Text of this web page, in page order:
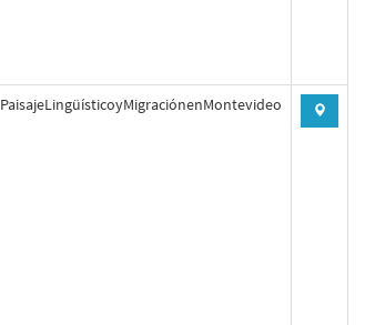
PaisajeLingüísticoyMigraciónenMontevideo